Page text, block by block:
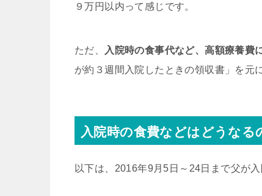
９万円以内って感じです。
ただ、 入院時の食事代など、高額療養費
が約３週間入院したときの領収書」を元
入院時の食費などはどうなる
以下は、2016年9月5日～24日まで父が